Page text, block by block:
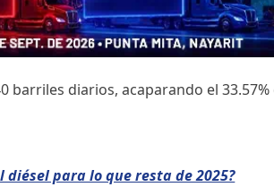
barriles diarios, acaparando el 33.57%
diésel para lo que resta de 2025?